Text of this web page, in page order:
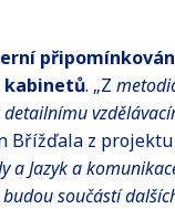
kabinetů. „Z
Břížďala z
a Jazyk a
budou součástí